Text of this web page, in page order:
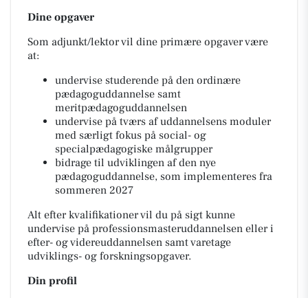
Dine opgaver
Som adjunkt/lektor vil dine primære opgaver være
at:
undervise studerende på den ordinære
pædagoguddannelse samt
meritpædagoguddannelsen
undervise på tværs af uddannelsens moduler
med særligt fokus på social- og
specialpædagogiske målgrupper
bidrage til udviklingen af den nye
pædagoguddannelse, som implementeres fra
sommeren 2027
Alt efter kvalifikationer vil du på sigt kunne
undervise på professionsmasteruddannelsen eller i
efter- og videreuddannelsen samt varetage
udviklings- og forskningsopgaver.
Din profil